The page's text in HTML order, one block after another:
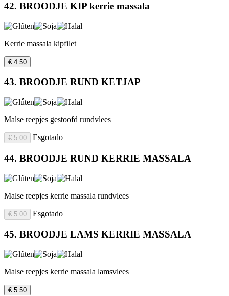
42. BROODJE KIP kerrie massala
Kerrie massala kipfilet
€ 4.50
43. BROODJE RUND KETJAP
Malse reepjes gestoofd rundvlees
€ 5.00 Esgotado
44. BROODJE RUND KERRIE MASSALA
Malse reepjes kerrie massala rundvlees
€ 5.00 Esgotado
45. BROODJE LAMS KERRIE MASSALA
Malse reepjes kerrie massala lamsvlees
€ 5.50